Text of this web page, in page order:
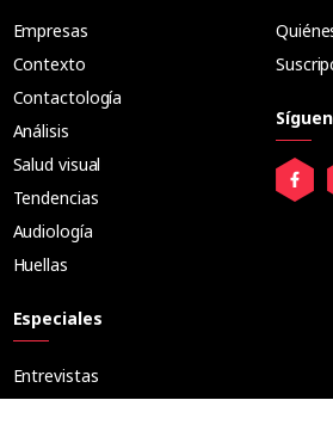
Empresas
Contexto
Contactología
Análisis
Salud visual
Tendencias
Audiología
Huellas
Especiales
Entrevistas